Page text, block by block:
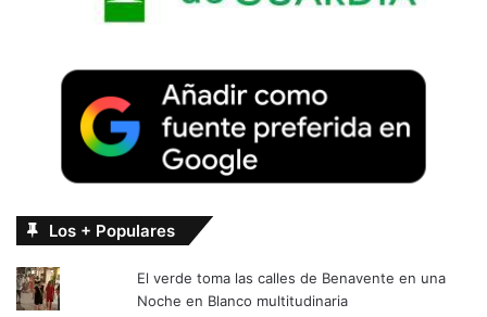
Los + Populares
El verde toma las calles de Benavente en una
Noche en Blanco multitudinaria